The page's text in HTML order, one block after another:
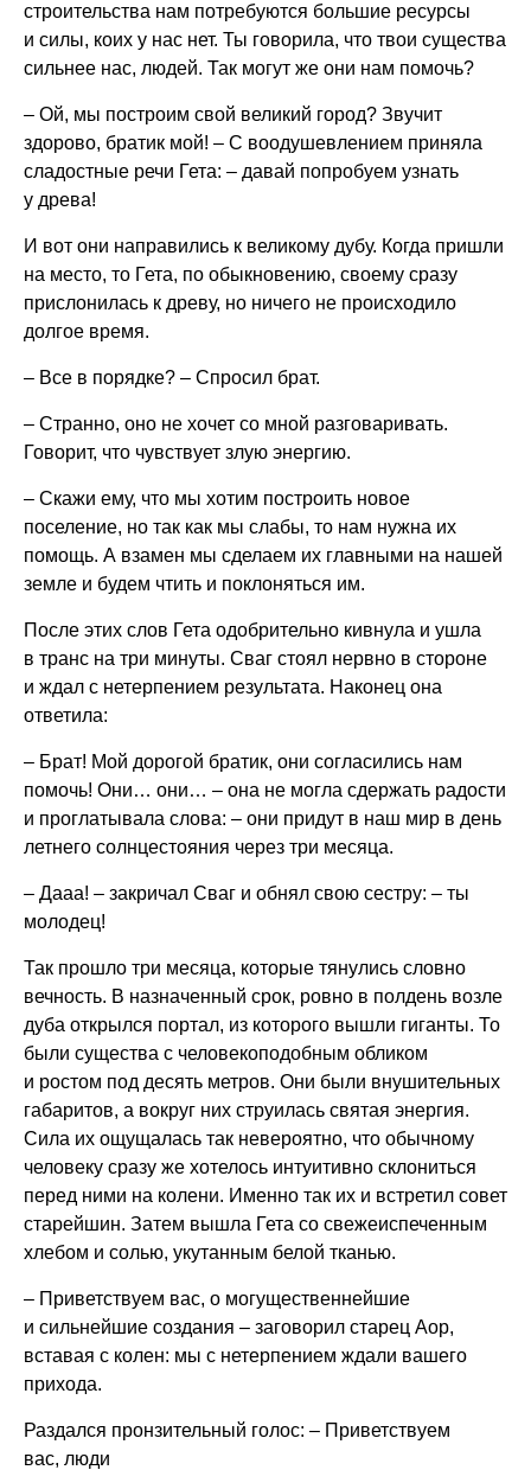
строительства нам потребуются большие ресурсы
и силы, коих у нас нет. Ты говорила, что твои существа
сильнее нас, людей. Так могут же они нам помочь?
– Ой, мы построим свой великий город? Звучит
здорово, братик мой! – С воодушевлением приняла
сладостные речи Гета: – давай попробуем узнать
у древа!
И вот они направились к великому дубу. Когда пришли
на место, то Гета, по обыкновению, своему сразу
прислонилась к древу, но ничего не происходило
долгое время.
– Все в порядке? – Спросил брат.
– Странно, оно не хочет со мной разговаривать.
Говорит, что чувствует злую энергию.
– Скажи ему, что мы хотим построить новое
поселение, но так как мы слабы, то нам нужна их
помощь. А взамен мы сделаем их главными на нашей
земле и будем чтить и поклоняться им.
После этих слов Гета одобрительно кивнула и ушла
в транс на три минуты. Сваг стоял нервно в стороне
и ждал с нетерпением результата. Наконец она
ответила:
– Брат! Мой дорогой братик, они согласились нам
помочь! Они… они… – она не могла сдержать радости
и проглатывала слова: – они придут в наш мир в день
летнего солнцестояния через три месяца.
– Дааа! – закричал Сваг и обнял свою сестру: – ты
молодец!
Так прошло три месяца, которые тянулись словно
вечность. В назначенный срок, ровно в полдень возле
дуба открылся портал, из которого вышли гиганты. То
были существа с человекоподобным обликом
и ростом под десять метров. Они были внушительных
габаритов, а вокруг них струилась святая энергия.
Сила их ощущалась так невероятно, что обычному
человеку сразу же хотелось интуитивно склониться
перед ними на колени. Именно так их и встретил совет
старейшин. Затем вышла Гета со свежеиспеченным
хлебом и солью, укутанным белой тканью.
– Приветствуем вас, о могущественнейшие
и сильнейшие создания – заговорил старец Аор,
вставая с колен: мы с нетерпением ждали вашего
прихода.
Раздался пронзительный голос: – Приветствуем
вас, люди